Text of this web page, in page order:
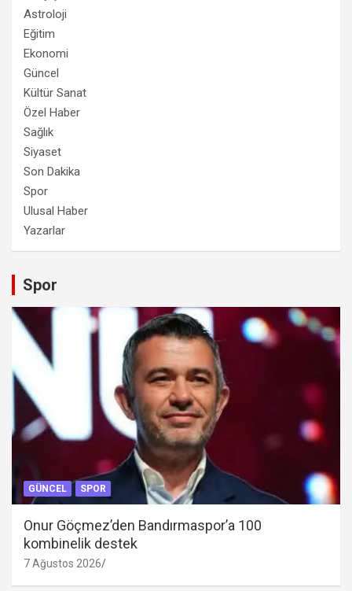
Astroloji
Eğitim
Ekonomi
Güncel
Kültür Sanat
Özel Haber
Sağlık
Siyaset
Son Dakika
Spor
Ulusal Haber
Yazarlar
Spor
GÜNCEL SPOR
Onur Göçmez’den Bandırmaspor’a 100
kombinelik destek
7 Ağustos 2026